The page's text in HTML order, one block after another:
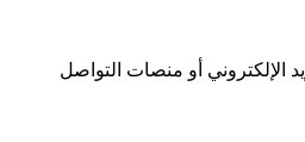
الإلكتروني أو منصات التواصل